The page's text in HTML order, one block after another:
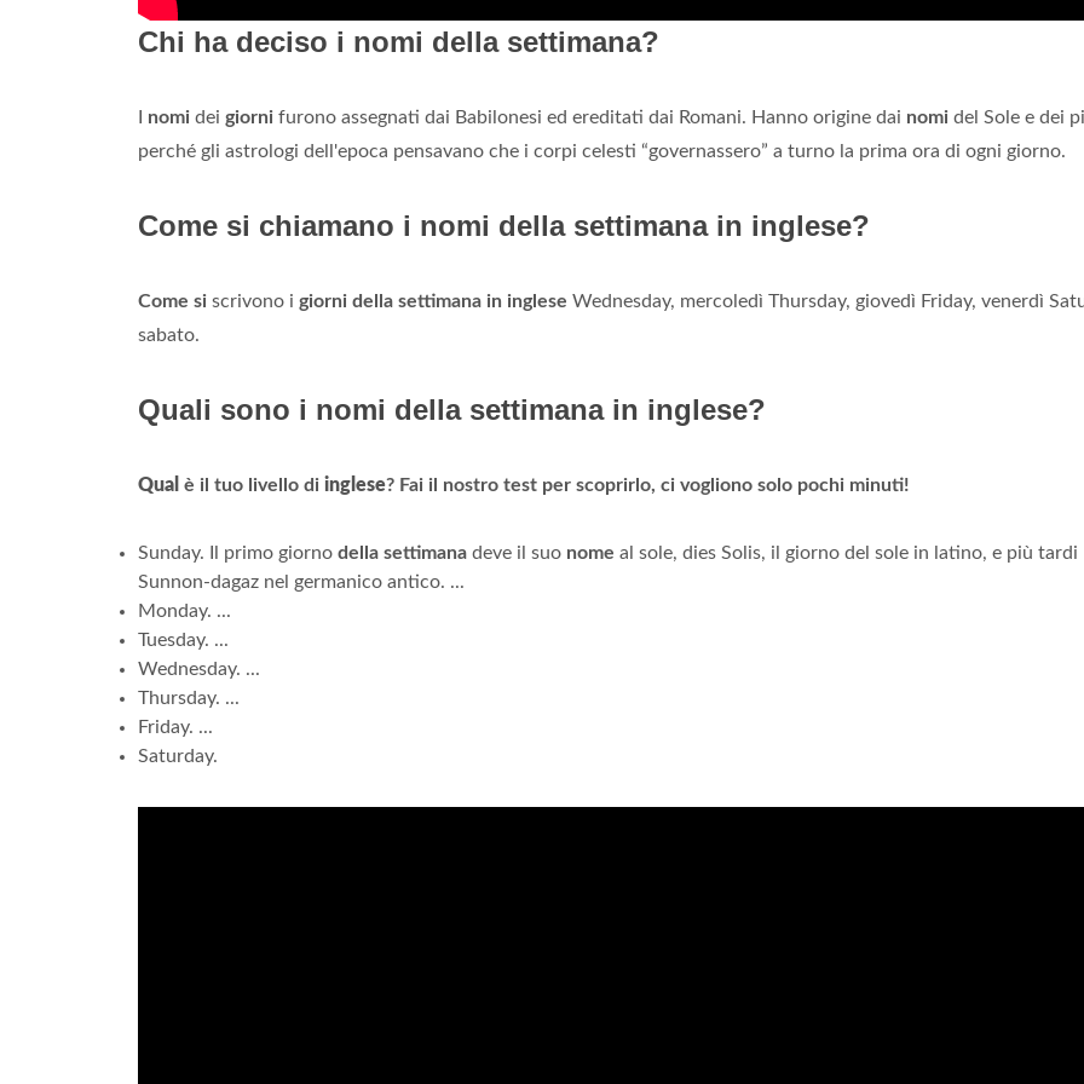
Chi ha deciso i nomi della settimana?
nomi dei giorni furono assegnati dai Babilonesi ed ereditati dai Romani. Hanno origine dai nomi del Sole e dei
perché gli astrologi dell'epoca pensavano che i corpi celesti “governassero” a turno la prima ora di ogni giorno.
Come si chiamano i nomi della settimana in inglese?
Come si scrivono i giorni della settimana in inglese Wednesday, mercoledì Thursday, giovedì Friday, venerdì
sabato.
Quali sono i nomi della settimana in inglese?
Qual è il tuo livello di inglese? Fai il nostro test per scoprirlo, ci vogliono solo pochi minuti!
Sunday. Il primo giorno della settimana deve il suo nome al sole, dies Solis, il giorno del sole in latino, e più tardi
Sunnon-dagaz nel germanico antico. ...
Monday. ...
Tuesday. ...
Wednesday. ...
Thursday. ...
Friday. ...
Saturday.